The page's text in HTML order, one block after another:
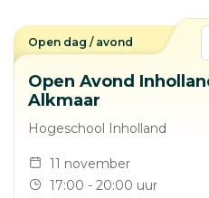
Open Avond
Alkmaar
Hogeschool Inholland
11 november
17:00 - 20:00 uur
Open dag / avond